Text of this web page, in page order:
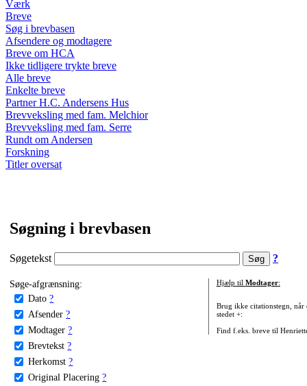
Værk
Breve
Søg i brevbasen
Afsendere og modtagere
Breve om HCA
Ikke tidligere trykte breve
Alle breve
Enkelte breve
Partner H.C. Andersens Hus
Brevveksling med fam. Melchior
Brevveksling med fam. Serre
Rundt om Andersen
Forskning
Titler oversat
Søgning i brevbasen
Søgetekst ?
Søge-afgrænsning:
Dato ?
Afsender ?
Modtager ?
Brevtekst ?
Herkomst ?
Original Placering ?
Hjælp til Modtager:
Brug ikke citationstegn, når
stedet +:
Find f.eks. breve til